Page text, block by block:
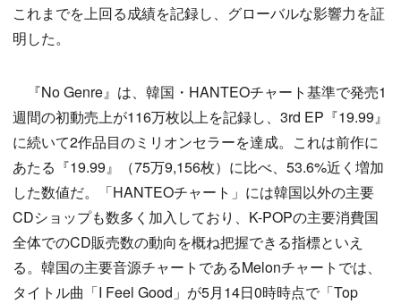
これまでを上回る成績を記録し、グローバルな影響力を証
明した。
『No Genre』は、韓国・HANTEOチャート基準で発売1
週間の初動売上が116万枚以上を記録し、3rd EP『19.99』
に続いて2作品目のミリオンセラーを達成。これは前作に
あたる『19.99』（75万9,156枚）に比べ、53.6%近く増加
した数値だ。「HANTEOチャート」には韓国以外の主要
CDショップも数多く加入しており、K-POPの主要消費国
全体でのCD販売数の動向を概ね把握できる指標といえ
る。韓国の主要音源チャートであるMelonチャートでは、
タイトル曲「I Feel Good」が5月14日0時時点で「Top